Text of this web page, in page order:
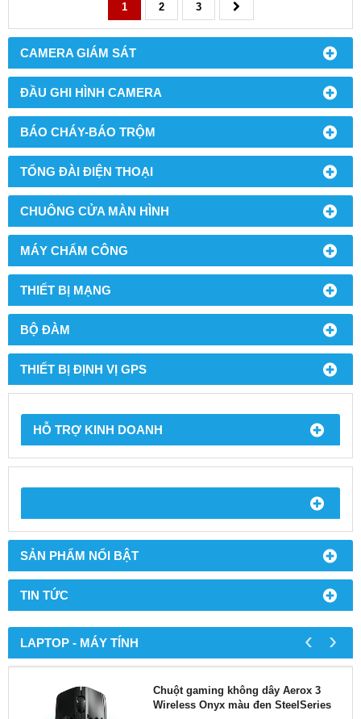
CAMERA GIÁM SÁT
ĐẦU GHI HÌNH CAMERA
BÁO CHÁY-BÁO TRỘM
TỔNG ĐÀI ĐIỆN THOẠI
CHUÔNG CỬA MÀN HÌNH
MÁY CHẤM CÔNG
THIẾT BỊ MẠNG
BỘ ĐÀM
THIẾT BỊ ĐỊNH VỊ GPS
HỖ TRỢ KINH DOANH
SẢN PHẨM NỔI BẬT
TIN TỨC
1 2 3
LAPTOP - MÁY TÍNH
Chuột gaming không dây Aerox 3
Wireless Onyx màu đen SteelSeries
‹ ›